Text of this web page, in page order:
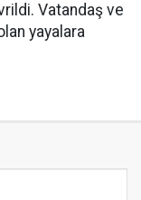
Vatandaş ve
yayalara